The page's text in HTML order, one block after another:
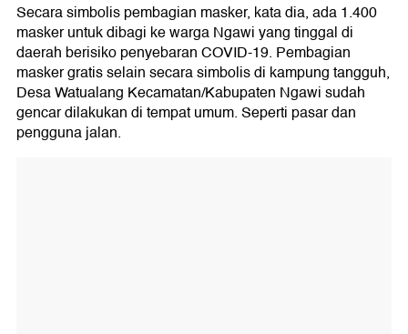
Secara simbolis pembagian masker, kata dia, ada 1.400
masker untuk dibagi ke warga Ngawi yang tinggal di
daerah berisiko penyebaran COVID-19. Pembagian
masker gratis selain secara simbolis di kampung tangguh,
Desa Watualang Kecamatan/Kabupaten Ngawi sudah
gencar dilakukan di tempat umum. Seperti pasar dan
pengguna jalan.